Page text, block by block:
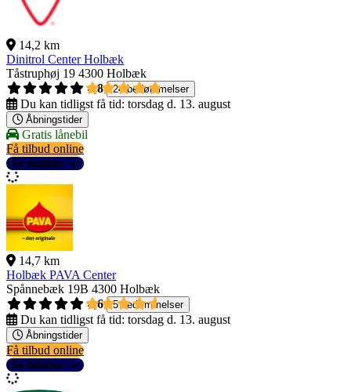
14,2 km
Dinitrol Center Holbæk
Tåstruphøj 19 4300 Holbæk
4,8
24 bedømmelser
Du kan tidligst få tid: torsdag d. 13. august
Åbningstider
Gratis lånebil
Få tilbud online
Se detaljer
14,7 km
Holbæk PAVA Center
Spånnebæk 19B 4300 Holbæk
4,6
5 bedømmelser
Du kan tidligst få tid: torsdag d. 13. august
Åbningstider
Få tilbud online
Se detaljer